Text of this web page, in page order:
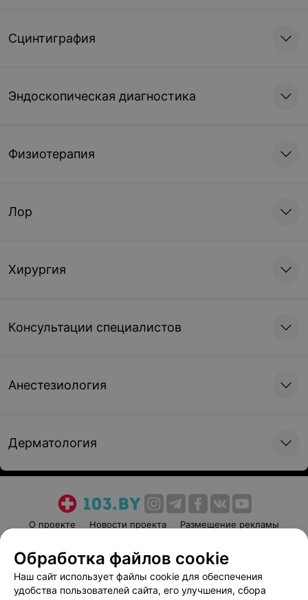
Сцинтиграфия
Эндоскопическая диагностика
Физиотерапия
Лор
Хирургия
Консультации специалистов
Анестезиология
Дерматология
О проекте Новости проекта
Размещение рекламы
Пользовательское соглашение
Способы оплаты
Вакансии
Партнеры
Обработка файлов cookie
Наш сайт использует файлы cookie для обеспечения
удобства пользователей сайта, его улучшения, сбора